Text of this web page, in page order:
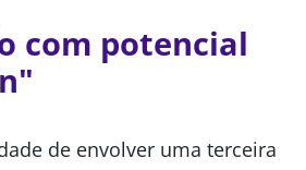
com potencial
de envolver uma terceira